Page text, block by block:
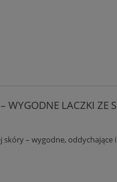
WYGODNE LACZKI ZE
skóry – wygodne,